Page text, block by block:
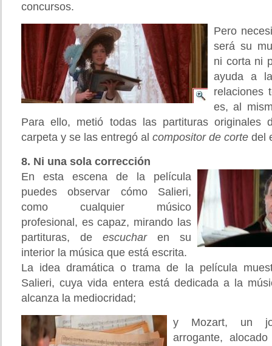
concursos.
Pero
será su
ni corta ni
ayuda a
relaciones
es, al
Para ello, metió todas las partituras originales
carpeta y se las entregó al compositor de corte del
8. Ni una sola corrección
En esta escena de la película
puedes observar cómo Salieri,
como cualquier músico
profesional, es capaz, mirando las
partituras, de escucharen su
interior la música que está escrita.
La idea dramática o trama de la película
Salieri, cuya vida entera está dedicada a la
alcanza la mediocridad;
y Mozart, un
arrogante,